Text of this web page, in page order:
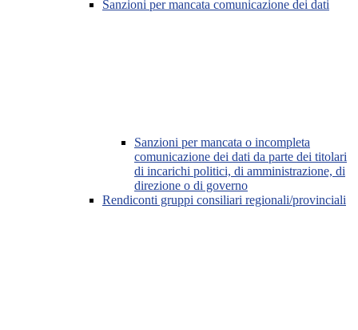
Sanzioni per mancata comunicazione dei dati
Sanzioni per mancata o incompleta
comunicazione dei dati da parte dei titolari
di incarichi politici, di amministrazione, di
direzione o di governo
Rendiconti gruppi consiliari regionali/provinciali